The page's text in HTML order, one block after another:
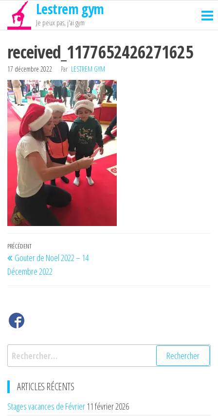
Passer
contenu
Lestrem gym
Je peux pas, j'ai gym
received_1177652426271625
17 décembre 2022 Par LESTREM GYM
Navigation
de
l’article
Article
précédent
PRÉCÉDENT
Gouter de Noel 2022 – 14
Décembre 2022
Rechercher :
ARTICLES RÉCENTS
Stages vacances de Février 11 février 2026